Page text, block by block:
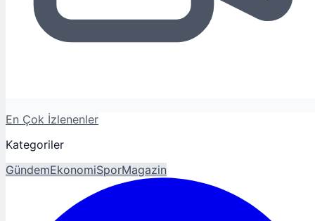
En Çok İzlenenler
Kategoriler
GündemEkonomiSporMagazin